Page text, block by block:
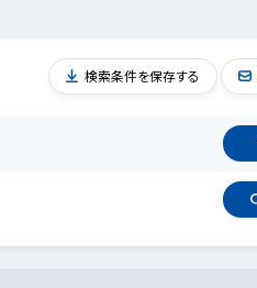
検索条件を保存する